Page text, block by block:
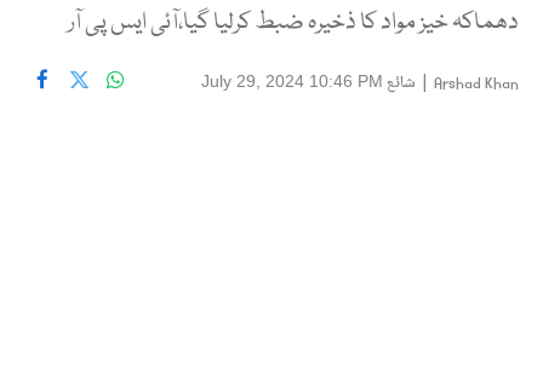
دھماکہ خیز مواد کا ذخیرہ ضبط کرلیا گیا،آئی ایس پی آر
Arshad Khan
| شائع July 29, 2024 10:46 PM